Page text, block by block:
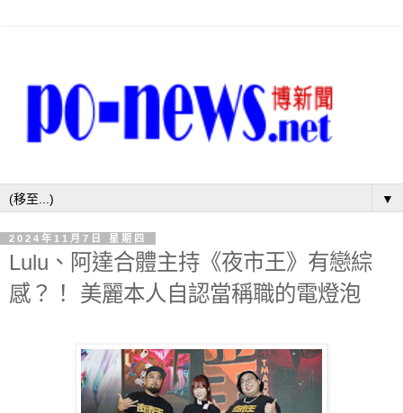
▼
2024年11月7日 星期四
Lulu、阿達合體主持《夜市王》有戀綜
感？！ 美麗本人自認當稱職的電燈泡